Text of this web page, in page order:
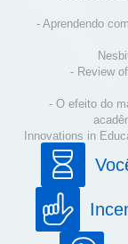
- Aprendendo
- Review
- O efeito do
Innovations in